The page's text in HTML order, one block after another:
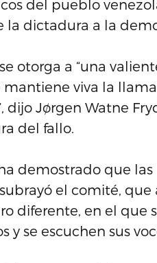
del pueblo
la dictadura a la
otorga a “una
viva la
dijo Jørgen Watne
del fallo.
demostrado que
el comité,
diferente, en el que
y se escuchen sus